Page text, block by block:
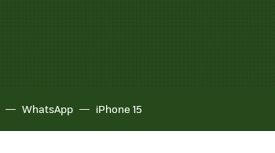
WhatsApp iPhone 15